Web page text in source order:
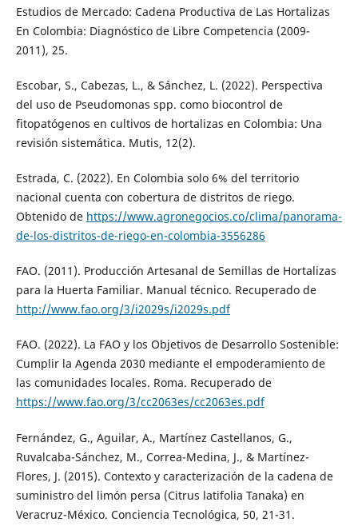
Estudios de Mercado: Cadena Productiva de Las Hortalizas
En Colombia: Diagnóstico de Libre Competencia (2009-
2011), 25.
Escobar, S., Cabezas, L., & Sánchez, L. (2022). Perspectiva
del uso de Pseudomonas spp. como biocontrol de
fitopatógenos en cultivos de hortalizas en Colombia: Una
revisión sistemática. Mutis, 12(2).
Estrada, C. (2022). En Colombia solo 6% del territorio
nacional cuenta con cobertura de distritos de riego.
Obtenido de https://www.agronegocios.co/clima/panorama-
de-los-distritos-de-riego-en-colombia-3556286
FAO. (2011). Producción Artesanal de Semillas de Hortalizas
para la Huerta Familiar. Manual técnico. Recuperado de
http://www.fao.org/3/i2029s/i2029s.pdf
FAO. (2022). La FAO y los Objetivos de Desarrollo Sostenible:
Cumplir la Agenda 2030 mediante el empoderamiento de
las comunidades locales. Roma. Recuperado de
https://www.fao.org/3/cc2063es/cc2063es.pdf
Fernández, G., Aguilar, A., Martínez Castellanos, G.,
Ruvalcaba-Sánchez, M., Correa-Medina, J., & Martínez-
Flores, J. (2015). Contexto y caracterización de la cadena de
suministro del limón persa (Citrus latifolia Tanaka) en
Veracruz-México. Conciencia Tecnológica, 50, 21-31.